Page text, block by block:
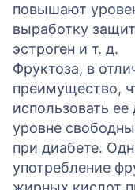
повышают
выработку
эстроген и т. д.
Фруктоза, в
преимущество,
использовать
уровне
при диабете.
употребление